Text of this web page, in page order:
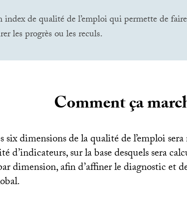
index de qualité de l’emploi qui permette de
les progrès ou les reculs.
Comment ça
six dimensions de la qualité de l’emploi
d’indicateurs, sur la base desquels sera
dimension, afin d’affiner le diagnostic et